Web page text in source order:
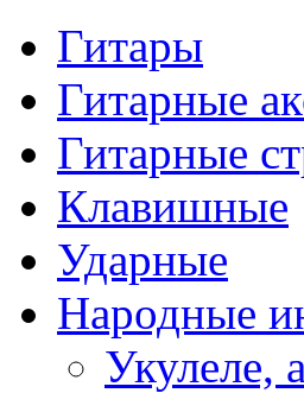
Гитары
Гитарные
Гитарные
Клавишные
Ударные
Народные
Укулеле,